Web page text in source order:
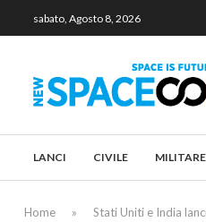
sabato, Agosto 8, 2026
LANCI CIVILE MILITARE
Home » Stati Uniti e India